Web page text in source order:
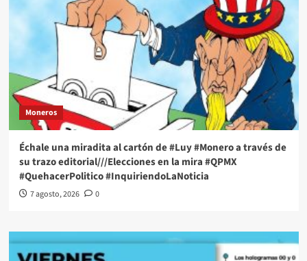
Moneros
Échale una miradita al cartón de #Luy #Monero a través de
su trazo editorial///Elecciones en la mira #QPMX
#QuehacerPolitico #InquiriendoLaNoticia
7 agosto, 2026 0